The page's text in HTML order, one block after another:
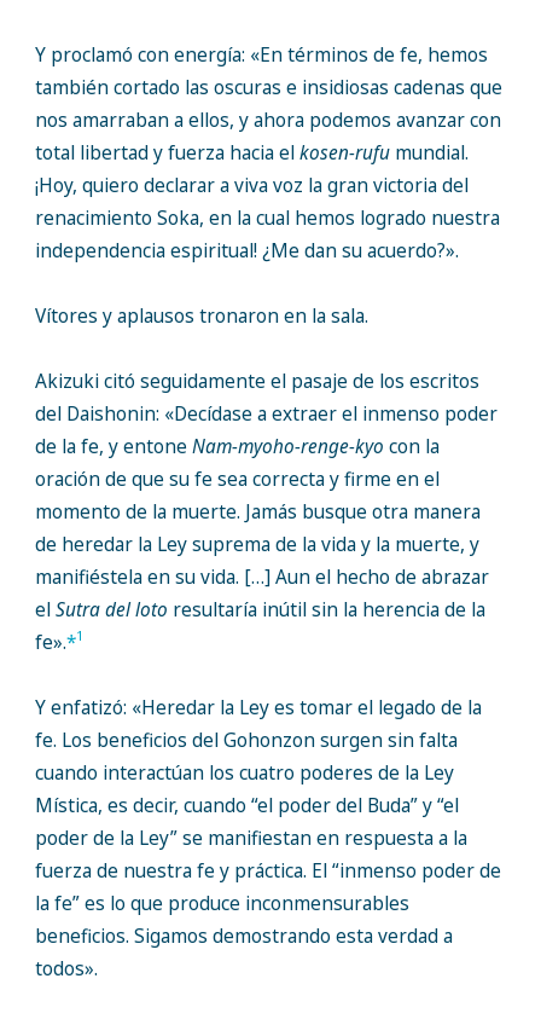
Y proclamó con energía: «En términos de fe, hemos
también cortado las oscuras e insidiosas cadenas que
nos amarraban a ellos, y ahora podemos avanzar con
total libertad y fuerza hacia elkosen-rufu mundial.
¡Hoy, quiero declarar a viva voz la gran victoria del
renacimiento Soka, en la cual hemos logrado nuestra
independencia espiritual! ¿Me dan su acuerdo?».
Vítores y aplausos tronaron en la sala.
Akizuki citó seguidamente el pasaje de los escritos
del Daishonin: «Decídase a extraer el inmenso poder
de la fe, y entone Nam-myoho-renge-kyo con la
oración de que su fe sea correcta y firme en el
momento de la muerte. Jamás busque otra manera
de heredar la Ley suprema de la vida y la muerte, y
manifiéstela en su vida. […] Aun el hecho de abrazar
elSutra del loto resultaría inútil sin la herencia de la
fe».*1
Y enfatizó: «Heredar la Ley es tomar el legado de la
fe. Los beneficios del Gohonzon surgen sin falta
cuando interactúan los cuatro poderes de la Ley
Mística, es decir, cuando “el poder del Buda” y “el
poder de la Ley” se manifiestan en respuesta a la
fuerza de nuestra fe y práctica. El “inmenso poder de
la fe” es lo que produce inconmensurables
beneficios. Sigamos demostrando esta verdad a
todos».